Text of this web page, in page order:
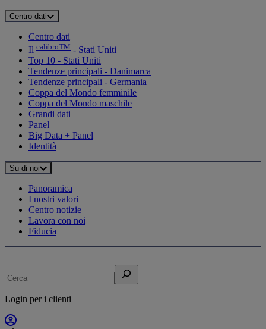
Centro dati
Centro dati
Il calibroTM - Stati Uniti
Top 10 - Stati Uniti
Tendenze principali - Danimarca
Tendenze principali - Germania
Coppa del Mondo femminile
Coppa del Mondo maschile
Grandi dati
Panel
Big Data + Panel
Identità
Su di noi
Panoramica
I nostri valori
Centro notizie
Lavora con noi
Fiducia
Login per i clienti